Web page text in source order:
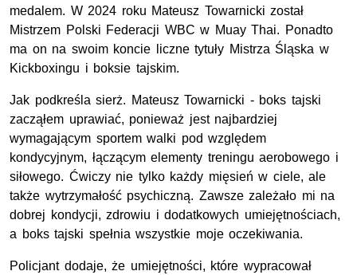
medalem. W 2024 roku Mateusz Towarnicki został
Mistrzem Polski Federacji WBC w Muay Thai. Ponadto
ma on na swoim koncie liczne tytuły Mistrza Śląska w
Kickboxingu i boksie tajskim.
Jak podkreśla sierż. Mateusz Towarnicki - boks tajski
zacząłem uprawiać, ponieważ jest najbardziej
wymagającym sportem walki pod względem
kondycyjnym, łączącym elementy treningu aerobowego i
siłowego. Ćwiczy nie tylko każdy mięsień w ciele, ale
także wytrzymałość psychiczną. Zawsze zależało mi na
dobrej kondycji, zdrowiu i dodatkowych umiejętnościach,
a boks tajski spełnia wszystkie moje oczekiwania.
Policjant dodaje, że umiejętności, które wypracował